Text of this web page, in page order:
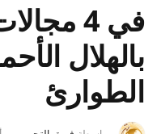
في 4
بالهلال
الطوارئ